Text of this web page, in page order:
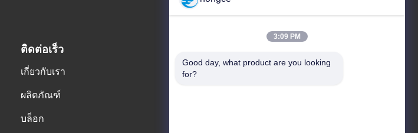
ติดต่อเร็ว
เกี่ยวกับเรา
ผลิตภัณฑ์
บล็อก
ที่อยู่ :
3:09 PM
Good day, what product are you looking
for?